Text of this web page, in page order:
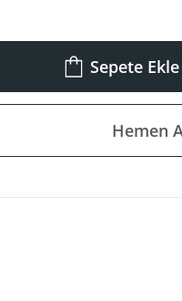
Sepete Ekle
Hemen